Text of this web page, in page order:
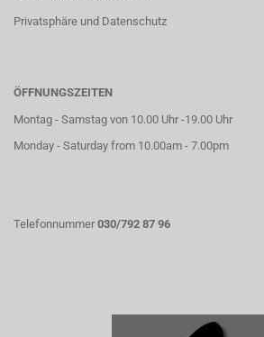
Privatsphäre und Datenschutz
ÖFFNUNGSZEITEN
Montag - Samstag von 10.00 Uhr -19.00 Uhr
Monday - Saturday from 10.00am - 7.00pm
Telefonnummer 030/792 87 96